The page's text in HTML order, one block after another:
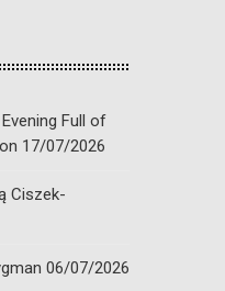
Full of
17/07/2026
Ciszek-
06/07/2026